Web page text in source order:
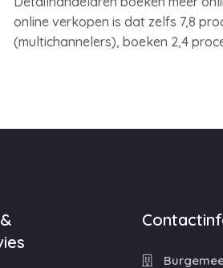
online verkopen is dat zelfs 7,8
(multichannelers), boeken 2,4